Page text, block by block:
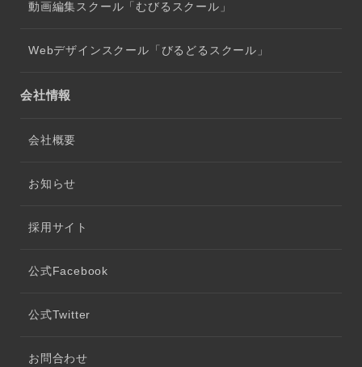
動画編集スクール「むびるスクール」
Webデザインスクール「びるどるスクール」
会社情報
会社概要
お知らせ
採用サイト
公式Facebook
公式Twitter
お問合わせ